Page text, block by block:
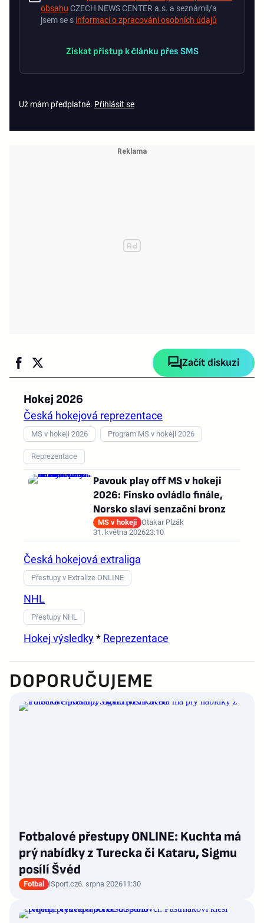
obsahu CZECH NEWS CENTER a.s. a seznámil/a
jsem se s informací o zpracování osobních údajů
Získat přístup k článku přes SMS
Už mám předplatné. Přihlásit se
Začít diskuzi
Hokej 2026
Česká hokejová reprezentace
MS v hokeji 2026 Program MS v hokeji 2026
Reprezentace
Pavouk play off MS v hokeji
2026: Finsko ovládlo finále,
Norsko slaví senzační bronz
MS v hokeji Otakar Plzák
31. května 202623:10
Česká hokejová extraliga
Přestupy v Extralize ONLINE
NHL
Přestupy NHL
Hokej výsledky* Reprezentace
DOPORUČUJEME
Fotbalové přestupy ONLINE: Kuchta má
prý nabídky z Turecka či Kataru, Sigmu
posílí Švéd
Fotbal iSport.cz6. srpna 202611:30